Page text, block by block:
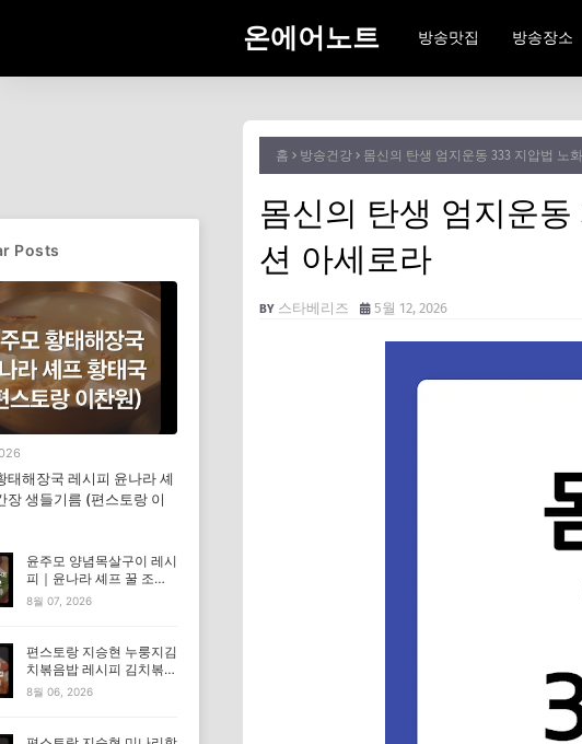
온에어노트 방송맛집 방송장소
홈 방송건강 몸신의 탄생 엄지운동 333 지압법 노
몸신의 탄생 엄지운
션 아세로라
스타베리즈 5월 12, 2026
Posts
태해장국 레시피 윤나라 셰
장 생들기름 (편스토랑 이
윤주모 양념목살구이 레시
피｜윤나라 셰프 꿀 조선
간장 정보 (편스토랑 이찬
8월 07, 2026
편스토랑 지승현 누룽지김
치볶음밥 레시피 김치볶음
밥 만드는법
8월 06, 2026